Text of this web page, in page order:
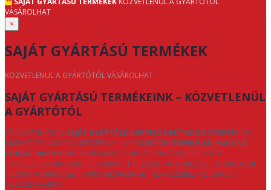
VÁSÁROLHAT
×
SAJÁT GYÁRTÁSÚ TERMÉKEK
KÖZVETLENÜL A GYÁRTÓTÓL VÁSÁROLHAT
SAJÁT GYÁRTÁSÚ TERMÉKEINK – KÖZVETLENÜL
A GYÁRTÓTÓL
KÍNÁLATUNKBAN SAJÁT GYÁRTÁSÚ KÁRPITOS BÚTOROK SZEREPELNEK,
AMELYEKET NEMCSAK KÉSZÍTÜNK, HANEM KÖZVETLENÜL MI MAGUNK
FORGALMAZUNK IS. ENNEK KÖSZÖNHETŐEN A TERVEZÉSTŐL A
KIVITELEZÉSIG MINDEN FOLYAMATOT KÉZBEN TARTUNK, ÍGY GARANTÁLNI
TUDJUK A MINŐSÉGET, A RUGALMASSÁGOT ÉS A SZEMÉLYRE SZABOTT
MEGOLDÁSOKAT.